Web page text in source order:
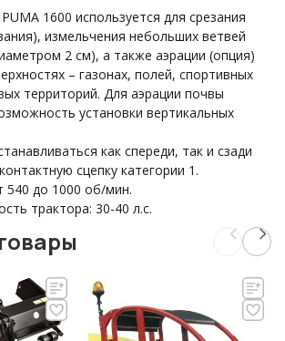
1600 используется для срезания
измельчения небольших ветвей
2 см), а также аэрации (опция)
– газонах, полей, спортивных
территорий. Для аэрации почвы
установки вертикальных
как спереди, так и сзади
сцепку категории 1.
до 1000 об/мин.
трактора: 30-40 л.с.